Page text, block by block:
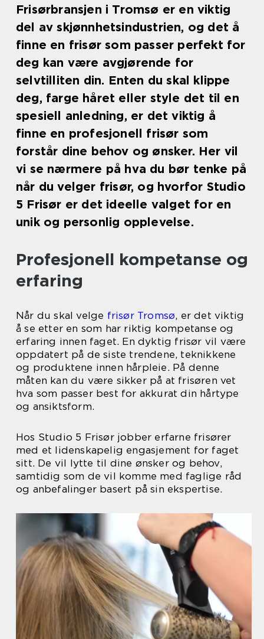
Frisørbransjen i Tromsø er en viktig
del av skjønnhetsindustrien, og det å
finne en frisør som passer perfekt for
deg kan være avgjørende for
selvtilliten din. Enten du skal klippe
deg, farge håret eller style det til en
spesiell anledning, er det viktig å
finne en profesjonell frisør som
forstår dine behov og ønsker. Her vil
vi se nærmere på hva du bør tenke på
når du velger frisør, og hvorfor Studio
5 Frisør er det ideelle valget for en
unik og personlig opplevelse.
Profesjonell kompetanse og
erfaring
Når du skal velge frisør Tromsø, er det viktig
å se etter en som har riktig kompetanse og
erfaring innen faget. En dyktig frisør vil være
oppdatert på de siste trendene, teknikkene
og produktene innen hårpleie. På denne
måten kan du være sikker på at frisøren vet
hva som passer best for akkurat din hårtype
og ansiktsform.
Hos Studio 5 Frisør jobber erfarne frisører
med et lidenskapelig engasjement for faget
sitt. De vil lytte til dine ønsker og behov,
samtidig som de vil komme med faglige råd
og anbefalinger basert på sin ekspertise.